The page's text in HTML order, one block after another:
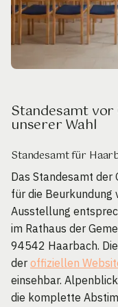
Standesamt
unserer Wahl
Standesamt für
Das Standesamt der
für die Beurkundung
Ausstellung
im Rathaus der
94542 Haarbach.
der offiziellen
einsehbar.
die komplette